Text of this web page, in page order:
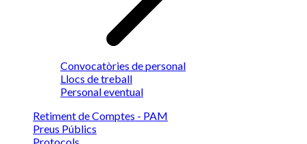
Convocatòries de personal
Llocs de treball
Personal eventual
Retiment de Comptes - PAM
Preus Públics